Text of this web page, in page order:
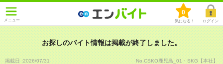
メニュー
0
気になる！ ログイン
お探しのバイト情報は掲載が終了しました。
掲載日 :2026/07/31 No.CSKO鹿児島_01・SKG【本社】